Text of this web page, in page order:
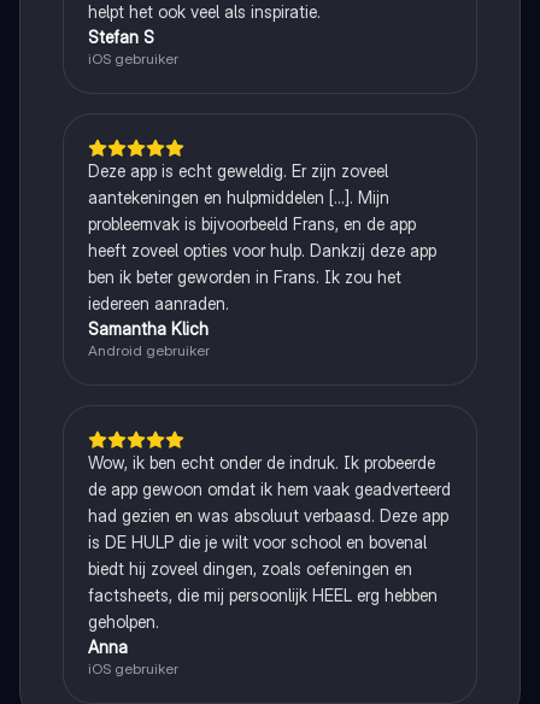
helpt het ook veel als inspiratie.
Stefan S
iOS gebruiker
Deze app is echt geweldig. Er zijn zoveel
aantekeningen en hulpmiddelen [...]. Mijn
probleemvak is bijvoorbeeld Frans, en de app
heeft zoveel opties voor hulp. Dankzij deze app
ben ik beter geworden in Frans. Ik zou het
iedereen aanraden.
Samantha Klich
Android gebruiker
Wow, ik ben echt onder de indruk. Ik probeerde
de app gewoon omdat ik hem vaak geadverteerd
had gezien en was absoluut verbaasd. Deze app
is DE HULP die je wilt voor school en bovenal
biedt hij zoveel dingen, zoals oefeningen en
factsheets, die mij persoonlijk HEEL erg hebben
geholpen.
Anna
iOS gebruiker